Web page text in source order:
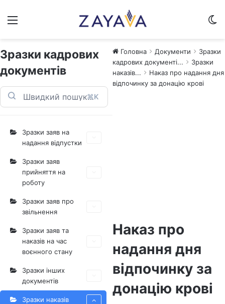
Меню
Зразки кадрових
документів
⌘K
Зразки заяв на
надання відпустки
Зразки заяв
прийняття на
роботу
Зразки заяв про
звільнення
Зразки заяв та
наказів на час
воєнного стану
Зразки інших
документів
Зразки наказів
Головна Документи
Зразки
кадрових документі...
Зразки
наказів...
Наказ про надання дня
відпочинку за донацію крові
Наказ про
надання дня
відпочинку за
донацію крові